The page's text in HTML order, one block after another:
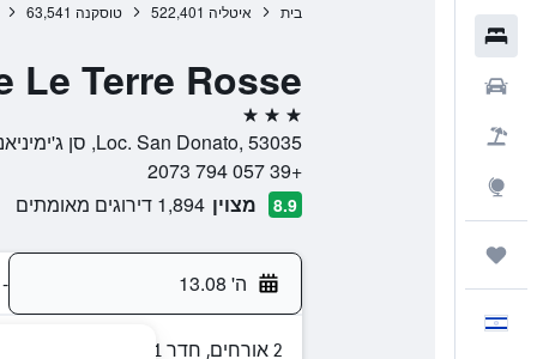
בית איטליה 522,401 טוסקנה 63,541
Le Terre Rosse
3 כוכבים
Loc. San Donato, 53035, סן ג'ימיניאנו, טוסקנה, איטליה
+39 057 794 2073
8.9 מצוין 1,894 דירוגים מאומתים
ה' 13.08 -
2 אורחים, חדר 1